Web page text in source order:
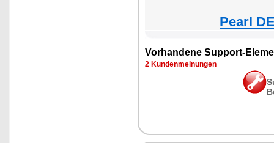
Pearl
Vorhandene Support-
2 Kundenmeinungen